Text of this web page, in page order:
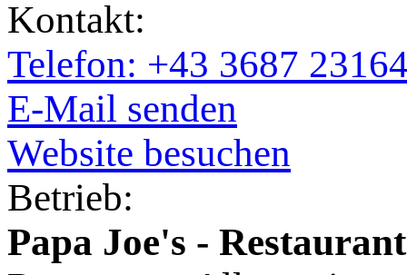
Kontakt:
Telefon: +43 3687
E-Mail senden
Website besuchen
Betrieb:
Papa Joe's -